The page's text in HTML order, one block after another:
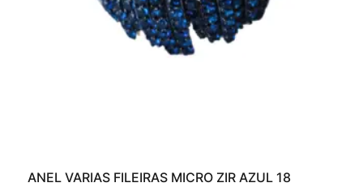
ANEL VARIAS FILEIRAS MICRO ZIR AZUL 18